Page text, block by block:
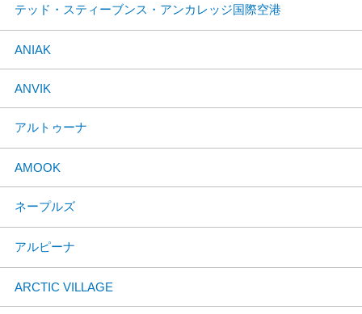
テッド・スティーブンス・アンカレッジ国際空港
ANIAK
ANVIK
アルトゥーナ
AMOOK
ネープルズ
アルピーナ
ARCTIC VILLAGE